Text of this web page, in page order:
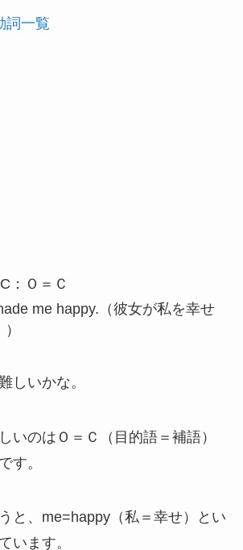
詞一覧
：Ｏ＝Ｃ
me happy.（彼女が私を幸せ
しいかな。
いのはＯ＝Ｃ（目的語＝補語）
す。
と、me=happy（私＝幸せ）とい
います。